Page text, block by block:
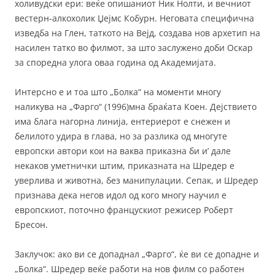
холивудски ери: веќе опишаниот Ник Нолти, и вечниот
вестерн-алкохолик Џејмс Кобурн. Неговата специфична
изведба на Глен, таткото на Вејд, создава нов архетип на
насилен татко во филмот, за што заслужено доби Оскар
за споредна улога оваа година од Академијата.
Интерсно е и тоа што „Болка“ на моменти многу
наликува на „Фарго“ (1996)мна браќата Коен. Дејствието
има блага нагорна линија, ентериерот е снежен и
белилото удира в глава, но за разлика од многуте
европски автори кои на ваква приказна би и’ дале
некаков уметнички штим, приказната на Шредер е
уверлива и животна, без манипулации. Сепак, и Шредер
признава дека негов идол од кого многу научил е
европскиот, поточно францускиот режисер Роберт
Бресон.
Заклучок: ако ви се допаднал „Фарго“, ќе ви се допадне и
„Болка“. Шредер веќе работи на нов филм со работен